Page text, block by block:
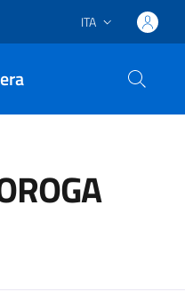
Lingua attiva:
ITA